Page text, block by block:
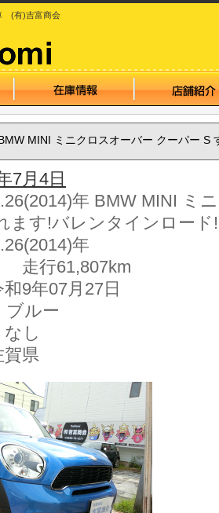
(有)吉富商会
MINI ミニクロスオーバー クーパー S
7月4日
年 BMW MINI ミ
ます!バレンタインロード!
年
走行61,807km
9年07月27日
ブルー
し
県